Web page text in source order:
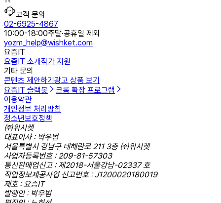
고객 문의
02-6925-4867
10:00-18:00주말·공휴일 제외
yozm_help@wishket.com
요즘IT
요즘IT 소개작가 지원
기타 문의
콘텐츠 제안하기 광고 상품 보기
요즘IT 슬랙봇
크롬 확장 프로그램
이용약관
개인정보 처리방침
청소년보호정책
㈜위시켓
대표이사 : 박우범
서울특별시 강남구 테헤란로 211 3층 ㈜위시켓
사업자등록번호 : 209-81-57303
통신판매업신고 : 제2018-서울강남-02337 호
직업정보제공사업 신고번호 : J1200020180019
제호 : 요즘IT
발행인 : 박우범